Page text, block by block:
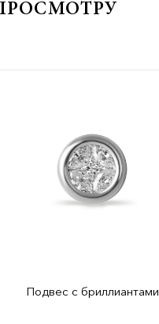
Подвес с бриллиантами